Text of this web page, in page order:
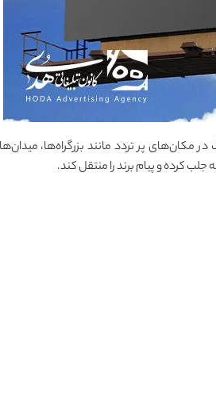
مکان‌های پر تردد مانند بزرگراه‌ها،
کرده و پیام برند را منتقل کند.